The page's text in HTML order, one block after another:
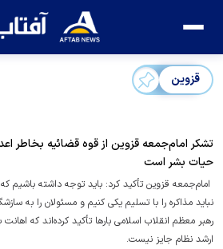
قزوین
تشکر امام‌جمعه قزوین از قوه قضائیه بخاطر
حیات بشر است
امام‌جمعه قزوین تأکید کرد: باید توجه داشته باشیم
نباید مذاکره را با تسلیم یکی کنیم و مسئولان را به
رهبر معظم انقلاب اسلامی بارها تأکید کرده‌اند که
ارشد نظام جایز نیست.